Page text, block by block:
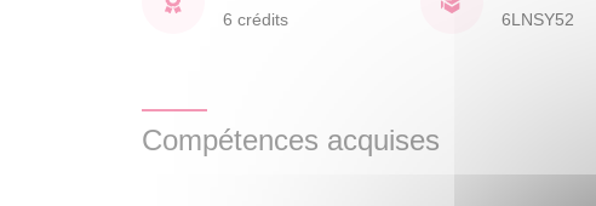
6 crédits 6LNSY52
Compétences acquises